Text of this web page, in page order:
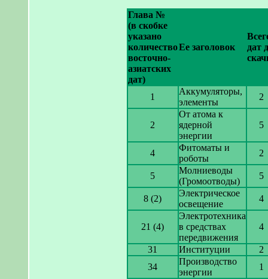
Глава №
(в скобке
указано
количество
восточно-
азиатских
дат)
Ее заголовок
дат
1
Аккумуляторы,
элементы
2
2
От атома к
ядерной
энергии
5
4
Фитоматы и
роботы
2
5
Молниеводы
(Громоотводы)
5
8 (2)
Электрическое
освещение
4
21 (4)
Электротехника
в средствах
передвижения
4
31 Институции
2
34
Производство
энергии
1